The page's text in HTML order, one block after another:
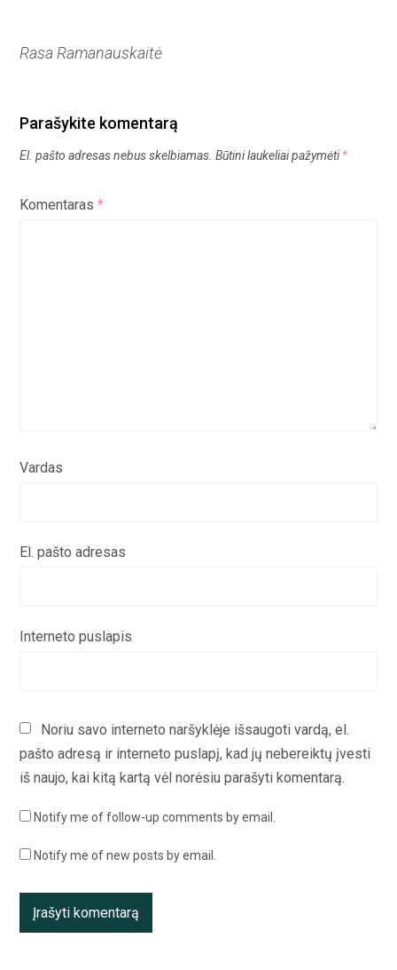
Rasa Ramanauskaitė
Parašykite komentarą
El. pašto adresas nebus skelbiamas. Būtini laukeliai pažymėti*
Komentaras*
Vardas
El. pašto adresas
Interneto puslapis
Noriu savo interneto naršyklėje išsaugoti vardą, el.
pašto adresą ir interneto puslapį, kad jų nebereiktų įvesti
iš naujo, kai kitą kartą vėl norėsiu parašyti komentarą.
Notify me of follow-up comments by email.
Notify me of new posts by email.